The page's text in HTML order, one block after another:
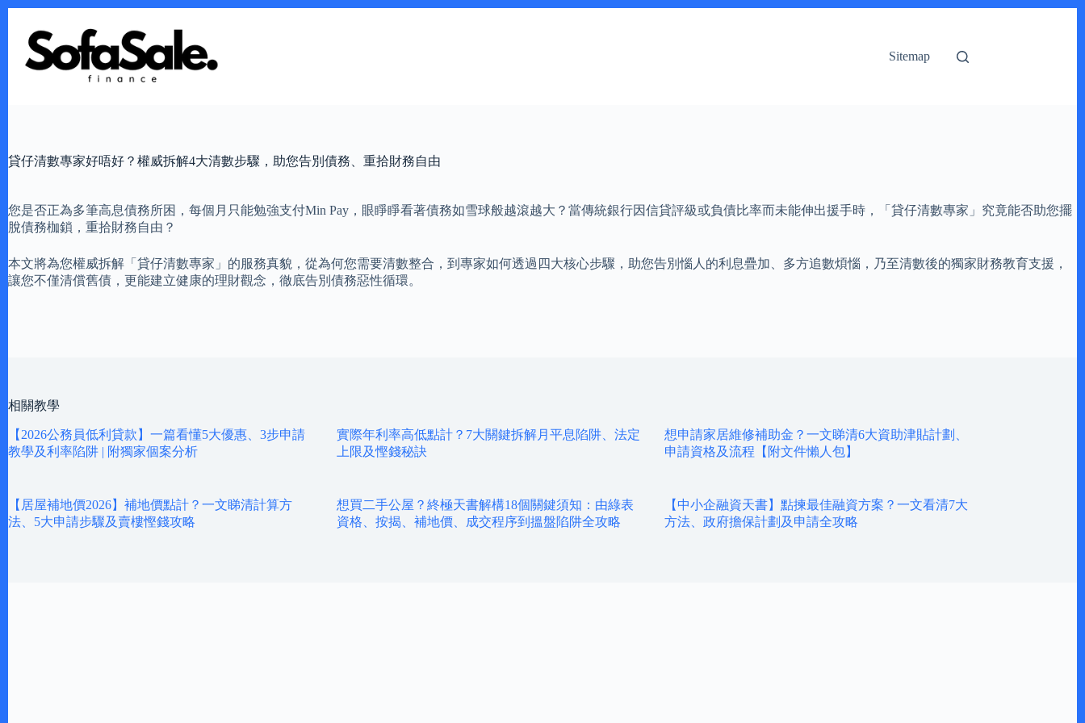
content
Sitemap
貸仔清數專家好唔好？權威拆解4大清數步驟，助您告別債務、重拾財務自由
您是否正為多筆高息債務所困，每個月只能勉強支付Min Pay，眼睜睜看著債務如雪球般越滾越大？當傳統銀行因信貸評級或負債比率而未能伸出援手時，「貸仔清數專家」究竟能否助您擺
脫債務枷鎖，重拾財務自由？
本文將為您權威拆解「貸仔清數專家」的服務真貌，從為何您需要清數整合，到專家如何透過四大核心步驟，助您告別惱人的利息疊加、多方追數煩惱，乃至清數後的獨家財務教育支援，
讓您不僅清償舊債，更能建立健康的理財觀念，徹底告別債務惡性循環。
相關教學
【2026公務員低利貸款】一篇看懂5大優惠、3步申請
教學及利率陷阱 | 附獨家個案分析
實際年利率高低點計？7大關鍵拆解月平息陷阱、法定
上限及慳錢秘訣
想申請家居維修補助金？一文睇清6大資助津貼計劃、
申請資格及流程【附文件懶人包】
【居屋補地價2026】補地價點計？一文睇清計算方
法、5大申請步驟及賣樓慳錢攻略
想買二手公屋？終極天書解構18個關鍵須知：由綠表
資格、按揭、補地價、成交程序到搵盤陷阱全攻略
【中小企融資天書】點揀最佳融資方案？一文看清7大
方法、政府擔保計劃及申請全攻略